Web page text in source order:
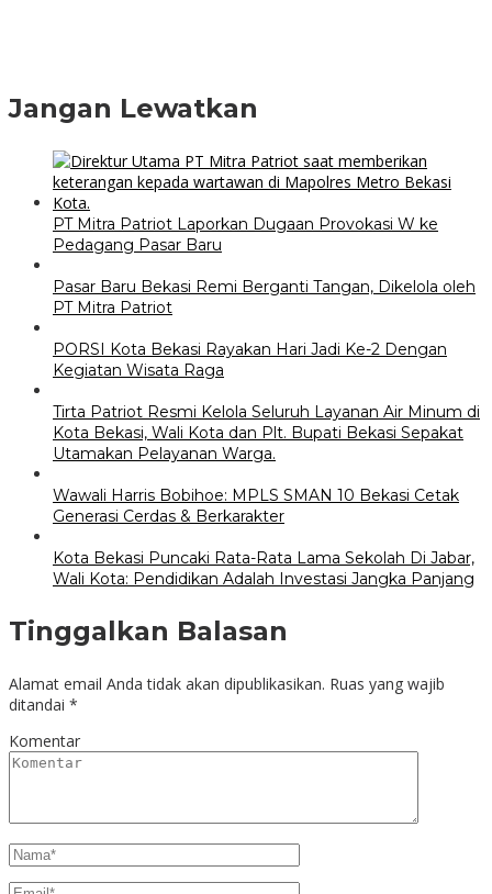
Jangan Lewatkan
PT Mitra Patriot Laporkan Dugaan Provokasi W ke
Pedagang Pasar Baru
Pasar Baru Bekasi Remi Berganti Tangan, Dikelola oleh
PT Mitra Patriot
PORSI Kota Bekasi Rayakan Hari Jadi Ke-2 Dengan
Kegiatan Wisata Raga
Tirta Patriot Resmi Kelola Seluruh Layanan Air Minum di
Kota Bekasi, Wali Kota dan Plt. Bupati Bekasi Sepakat
Utamakan Pelayanan Warga.
Wawali Harris Bobihoe: MPLS SMAN 10 Bekasi Cetak
Generasi Cerdas & Berkarakter
Kota Bekasi Puncaki Rata-Rata Lama Sekolah Di Jabar,
Wali Kota: Pendidikan Adalah Investasi Jangka Panjang
Tinggalkan Balasan
Alamat email Anda tidak akan dipublikasikan. Ruas yang wajib
ditandai *
Komentar